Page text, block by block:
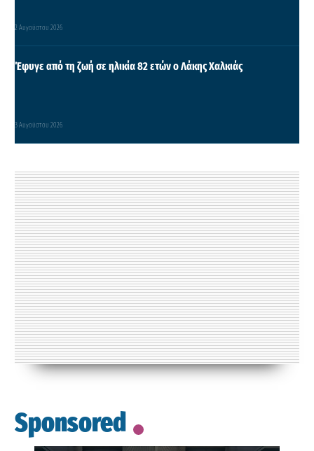
2 Αυγούστου 2026
Έφυγε από τη ζωή σε ηλικία 82 ετών ο Λάκης Χαλκιάς
3 Αυγούστου 2026
Sponsored